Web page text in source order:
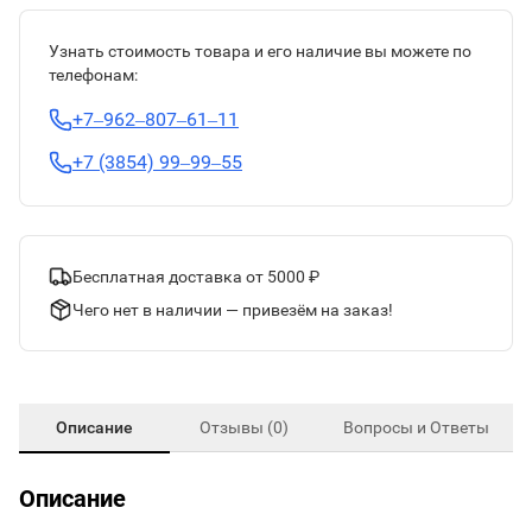
Узнать стоимость товара и его наличие вы можете по
телефонам:
+7‒962‒807‒61‒11
+7 (3854) 99‒99‒55
Бесплатная доставка от 5000 ₽
Чего нет в наличии — привезём на заказ!
Описание Отзывы (0) Вопросы и Ответы
Описание